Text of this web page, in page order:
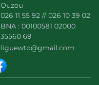
Ouzou
026 11 55 92 // 026 10 39 02
BNA : 00100581 02000
35560 69
liguewto@gmail.com